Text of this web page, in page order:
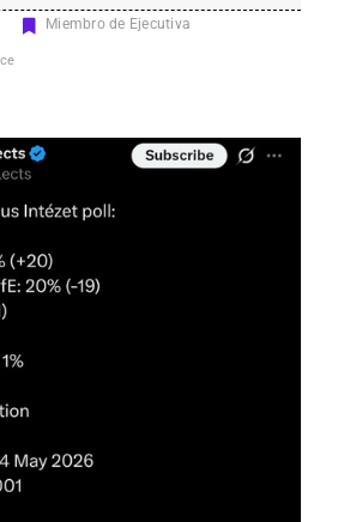
Miembro de Ejecutiva